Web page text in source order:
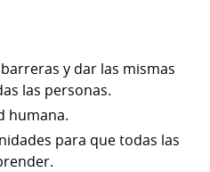
y dar las mismas
las personas.
humana.
para que todas las